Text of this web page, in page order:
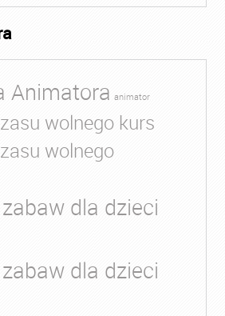
Animatora animator
wolnego kurs
wolnego
dla dzieci
dla dzieci